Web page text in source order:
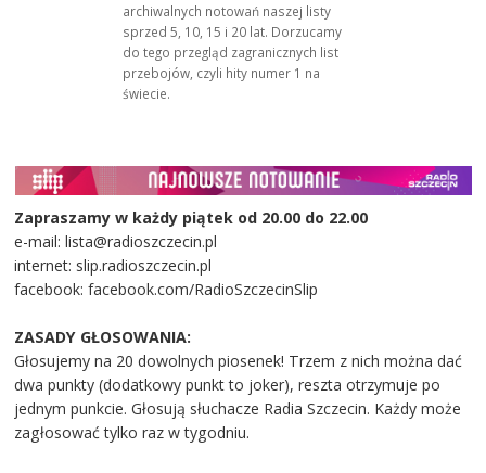
archiwalnych notowań naszej listy
sprzed 5, 10, 15 i 20 lat. Dorzucamy
do tego przegląd zagranicznych list
przebojów, czyli hity numer 1 na
świecie.
Zapraszamy w każdy piątek od 20.00 do 22.00
e-mail: lista@radioszczecin.pl
internet: slip.radioszczecin.pl
facebook: facebook.com/RadioSzczecinSlip
ZASADY GŁOSOWANIA:
Głosujemy na 20 dowolnych piosenek! Trzem z nich można dać
dwa punkty (dodatkowy punkt to joker), reszta otrzymuje po
jednym punkcie. Głosują słuchacze Radia Szczecin. Każdy może
zagłosować tylko raz w tygodniu.